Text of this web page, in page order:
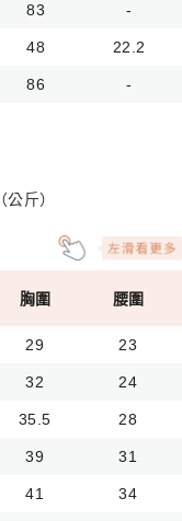
83 -
48 22.2
86 -
斤）
胸圍 腰圍
29 23
32 24
35.5 28
39 31
41 34